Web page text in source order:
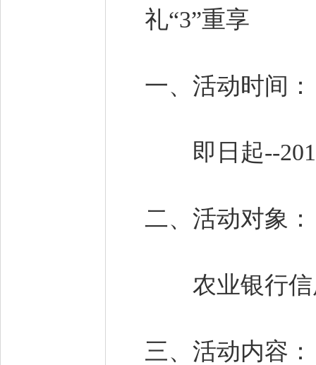
礼“3”重享
一、活动时间
即日起--
二、活动对象
农业银行信
三、活动内容